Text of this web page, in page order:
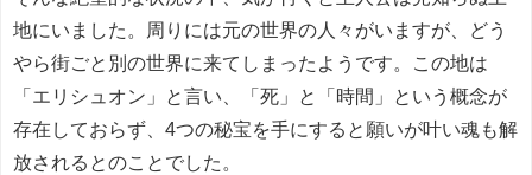
地にいました。周りには元の世界の人々がいますが、どう
やら街ごと別の世界に来てしまったようです。この地は
「エリシュオン」と言い、「死」と「時間」という概念が
存在しておらず、4つの秘宝を手にすると願いが叶い魂も解
放されるとのことでした。